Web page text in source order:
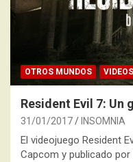
OTROS MUNDOS
Resident Evil 7: Un
31/01/2017 INSOMNIA
El videojuego Resident
Capcom y publicado